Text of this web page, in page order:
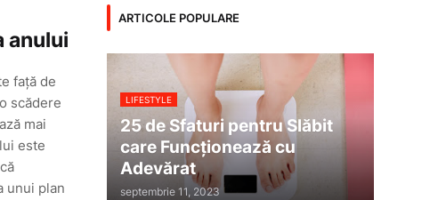
anului
față de
scădere
mai
este
unui plan
ARTICOLE POPULARE
LIFESTYLE
25 de Sfaturi pentru Slăbit
care Funcționează cu
Adevărat
septembrie 11, 2023